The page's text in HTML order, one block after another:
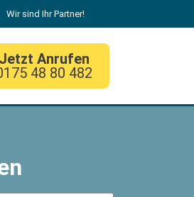
Wir sind Ihr Partner!
Jetzt Anrufen
48 80 482